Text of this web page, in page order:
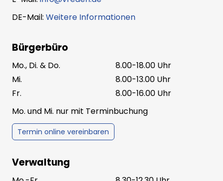
DE-Mail: Weitere Informationen
Bürgerbüro
Mo., Di. & Do.
8.00-18.00 Uhr
Mi.
8.00-13.00 Uhr
Fr.
8.00-16.00 Uhr
Mo. und Mi. nur mit Terminbuchung
Termin online vereinbaren
Verwaltung